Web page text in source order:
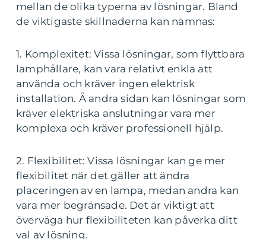
mellan de olika typerna av lösningar. Bland
de viktigaste skillnaderna kan nämnas:
1. Komplexitet: Vissa lösningar, som flyttbara
lamphållare, kan vara relativt enkla att
använda och kräver ingen elektrisk
installation. Å andra sidan kan lösningar som
kräver elektriska anslutningar vara mer
komplexa och kräver professionell hjälp.
2. Flexibilitet: Vissa lösningar kan ge mer
flexibilitet när det gäller att ändra
placeringen av en lampa, medan andra kan
vara mer begränsade. Det är viktigt att
överväga hur flexibiliteten kan påverka ditt
val av lösning.